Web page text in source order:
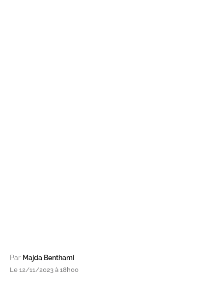
Par Majda Benthami
Le 12/11/2023 à 18h00